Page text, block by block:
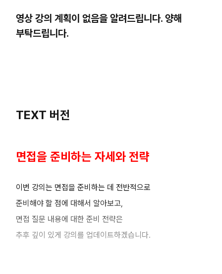
영상 강의 계획이 없음을 알려드립니다. 양해
부탁드립니다.
TEXT 버전
면접을 준비하는 자세와 전략
이번 강의는 면접을 준비하는 데 전반적으로
준비해야 할 점에 대해서 알아보고,
면접 질문 내용에 대한 준비 전략은
추후 깊이 있게 강의를 업데이트하겠습니다.